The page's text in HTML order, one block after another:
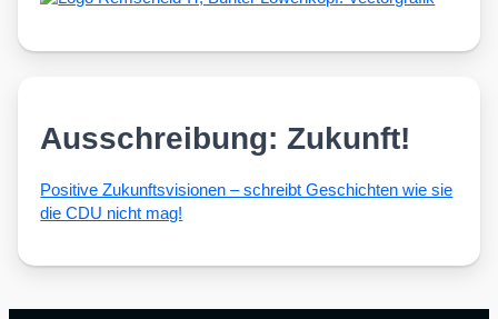
Ausschreibung: Zukunft!
Posi­ti­ve Zukunfts­vi­sio­nen – schreibt Geschich­ten wie sie
die CDU nicht mag!